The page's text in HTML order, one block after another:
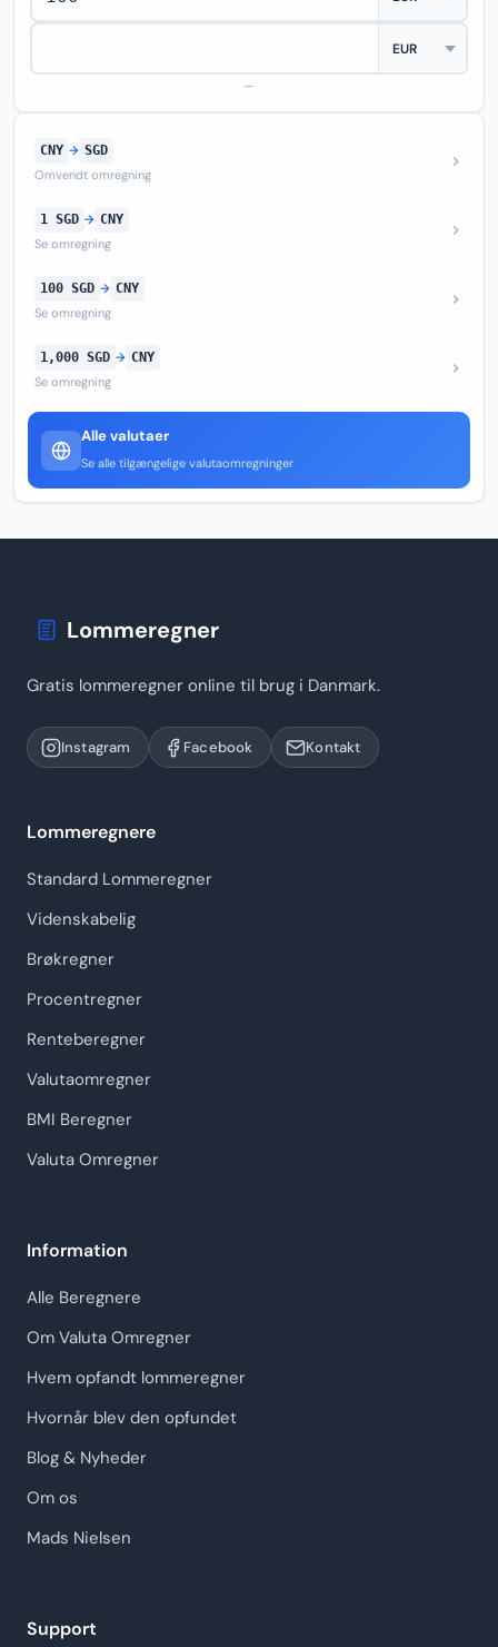
—
CNY → SGD
Omvendt omregning
1 SGD → CNY
Se omregning
100 SGD → CNY
Se omregning
1,000 SGD → CNY
Se omregning
Alle valutaer
Se alle tilgængelige valutaomregninger
Lommeregner
Gratis lommeregner online til brug i Danmark.
Instagram Facebook Kontakt
Lommeregnere
Standard Lommeregner
Videnskabelig
Brøkregner
Procentregner
Renteberegner
Valutaomregner
BMI Beregner
Valuta Omregner
Information
Alle Beregnere
Om Valuta Omregner
Hvem opfandt lommeregner
Hvornår blev den opfundet
Blog & Nyheder
Om os
Mads Nielsen
Support